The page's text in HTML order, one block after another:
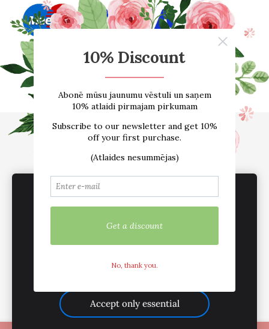
E-VEIKALS
Par mums
Atsauksmes
Blogs
Izmēru tabula
Kontakti
Piegāde
Noteikumi
Customize
Accept all
Accept only essential